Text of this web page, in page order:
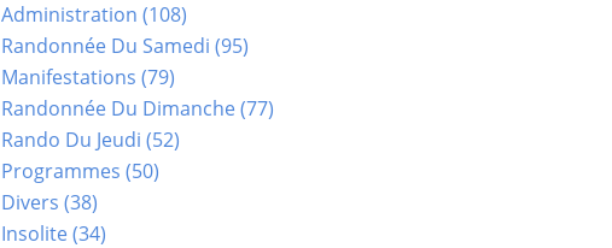
Administration (108)
Randonnée Du Samedi (95)
Manifestations (79)
Randonnée Du Dimanche(77)
Rando Du Jeudi (52)
Programmes (50)
Divers (38)
Insolite(34)